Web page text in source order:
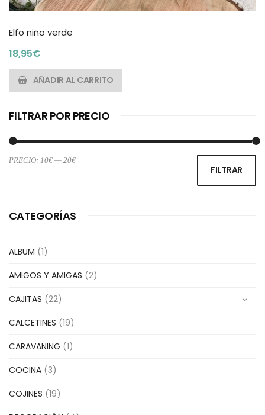
Elfo niño verde
18,95€
AÑADIR AL CARRITO
FILTRAR POR PRECIO
FILTRAR
PRECIO: 10€ — 20€
CATEGORÍAS
ALBUM (1)
AMIGOS Y AMIGAS (2)
CAJITAS (22)
CALCETINES (19)
CARAVANING (1)
COCINA (3)
COJINES (19)